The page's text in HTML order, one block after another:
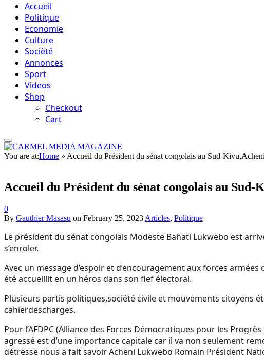
Accueil
Politique
Economie
Culture
Socièté
Annonces
Sport
Videos
Shop
Checkout
Cart
You are at:Home » Accueil du Président du sénat congolais au Sud-
Accueil du Président du sénat congolais au
0
By Gauthier Masasu on February 25, 2023 Articles, Politique
Le président du sénat congolais Modeste Bahati Lukwebo est
s’enroler.
Avec un message d’espoir et d’encouragement aux forces
été accueillit en un héros dans son fief électoral.
Plusieurs partis politiques,société civile et mouvements citoyens
cahierdescharges.
Pour l’AFDPC (Alliance des Forces Démocratiques pour les
agressé est d’une importance capitale car il va non seulement
détresse nous a fait savoir Acheni Lukwebo Romain Président